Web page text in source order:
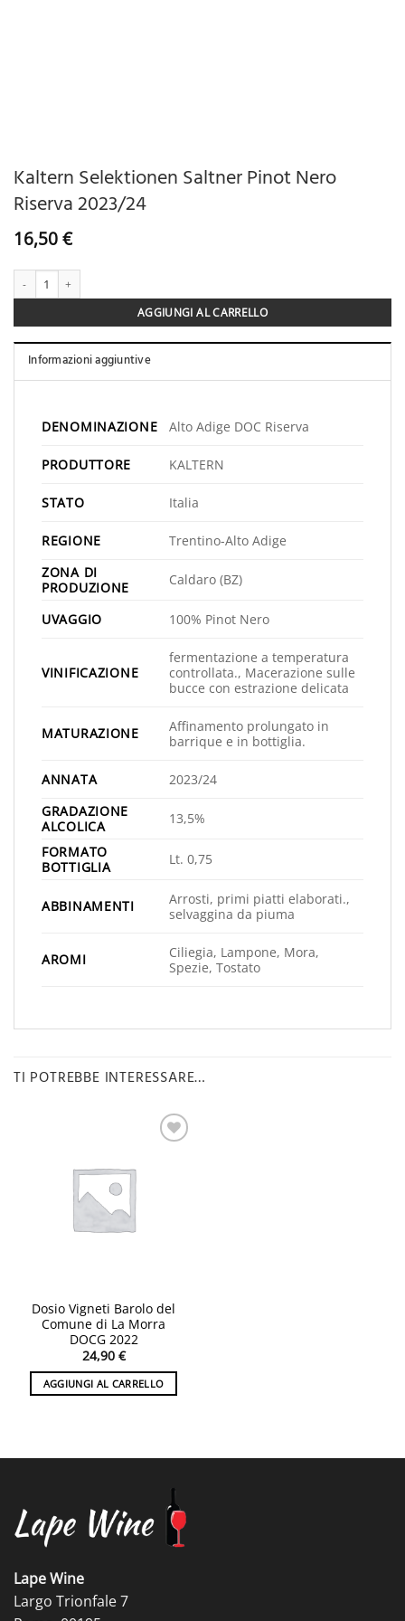
Kaltern Selektionen Saltner Pinot Nero
Riserva 2023/24
16,50€
Kaltern Selektionen Saltner Pinot Nero Riserva
AGGIUNGI AL CARRELLO
Informazioni aggiuntive
DENOMINAZIONE Alto Adige DOC Riserva
PRODUTTORE KALTERN
STATO Italia
REGIONE
Trentino-Alto Adige
ZONA DI
PRODUZIONE
Caldaro (BZ)
UVAGGIO 100% Pinot Nero
VINIFICAZIONE
fermentazione a temperatura
controllata., Macerazione sulle
bucce con estrazione delicata
MATURAZIONE
Affinamento prolungato in
barrique e in bottiglia.
ANNATA
2023/24
GRADAZIONE
ALCOLICA
13,5%
FORMATO
BOTTIGLIA
Lt. 0,75
ABBINAMENTI
Arrosti, primi piatti elaborati.,
selvaggina da piuma
AROMI
Ciliegia, Lampone, Mora,
Spezie, Tostato
TI POTREBBE INTERESSARE…
Dosio Vigneti Barolo del
Comune di La Morra
DOCG 2022
24,90 €
AGGIUNGI AL CARRELLO
Lape Wine
Largo Trionfale 7